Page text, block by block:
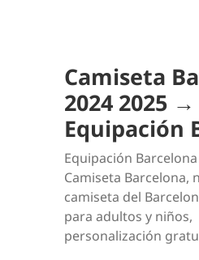
Camiseta
2024 2025 →
Equipación
Equipación Barcelona
Camiseta Barcelona,
camiseta del
para adultos y niños,
personalización